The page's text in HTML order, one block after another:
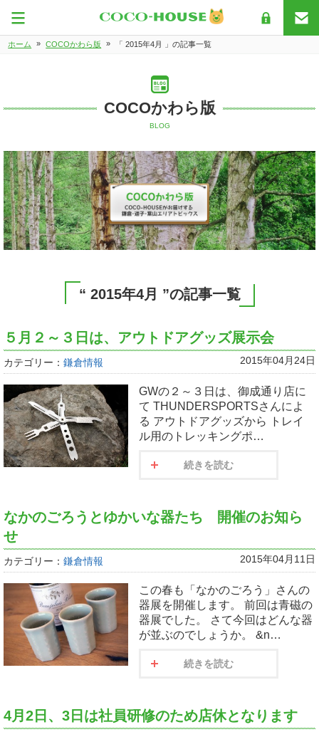
ホーム » COCOかわら版 » 「 2015年4月 」の記事一覧
COCOかわら版
BLOG
“ 2015年4月 ”の記事一覧
５月２～３日は、アウトドアグッズ展示会
カテゴリー： 鎌倉情報 2015年04月24日
GWの２～３日は、御成通り店に
て THUNDERSPORTSさんによ
る アウトドアグッズから トレイ
ル用のトレッキングポ…
続きを読む
なかのごろうとゆかいな器たち 開催のお知ら
せ
カテゴリー： 鎌倉情報 2015年04月11日
この春も「なかのごろう」さんの
器展を開催します。 前回は青磁の
器展でした。 さて今回はどんな器
が並ぶのでしょうか。 &n…
続きを読む
4月2日、3日は社員研修のため店休となります